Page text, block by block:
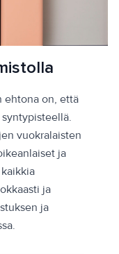
ehtona on, että
vuokralaisten
ja
ja
ja